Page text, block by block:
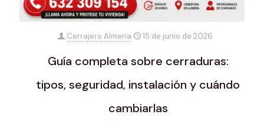
Cerrajero Almería 15 de junio de 2026
Guía completa sobre cerraduras:
tipos, seguridad, instalación y cuándo
cambiarlas